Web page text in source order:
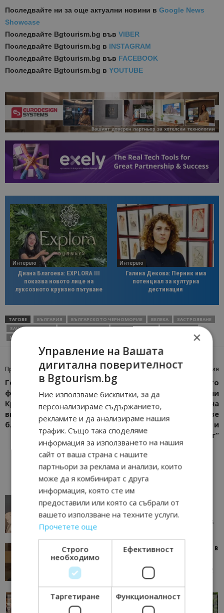
Последвайте ни за още актуални новини в Google News
Showcase
Последвайте Bgtourism.bg във VIBER
Последвайте Bgtourism.bg в INSTAGRAM
Последвайте Bgtourism.bg във FACEBOOK
Последвайте Bgtourism.bg в YOUTUBE
Интервю
Диана Благоева: EXPLORA III
показва новото лице на
луксозното круизно пътуване
Интервю
Галина Декова: Перник има
потенциал за културна
дестинация
ТАГОВЕ БЪЛГАРИЯ БЪЛГАРСКОТО ЧЕРНОМОРИЕ ВЕЛЕКА
ЗАСТРОЯВАНЕ
ЗАЩИТЕНА ЗОНА
ЗАЩИТЕНИ ЗОНИ ПРИРОДЕН ПАРК
СИНЕМОРЕЦ
УСТРОЙСТВЕН ПЛАН
Предишна статия
Готово е новото
футболно игрище в
Кранево, “Терма
вилидж” вече предлага
близо 30 вида спорт
Следваща статия
Правителството
определи
концесионерите на
морските плажове
„Крайморие“ и
„Приморско-юг“
AI в туризма: защо камериерка може да се
AI Travel Economy с Елица Стоилова 05/08/2026 08:28
Тим Браун: Хотелите губят пари заради грешки в
данните и липсващи...
AI Travel Economy с Елица Стоилова 13/07/2026 09:02
×
Управление на Вашата
дигитална поверителност
в Bgtourism.bg
Ние използваме бисквитки, за да
персонализираме съдържанието,
рекламите и да анализираме нашия
трафик. Също така споделяме
информация за използването на нашия
сайт от ваша страна с нашите
партньори за реклама и анализи, които
може да я комбинират с друга
информация, която сте им
предоставили или която са събрали от
вашето използване на техните услуги.
Прочетете още
Строго
необходимо
Ефективност
Таргетиране Функционалност